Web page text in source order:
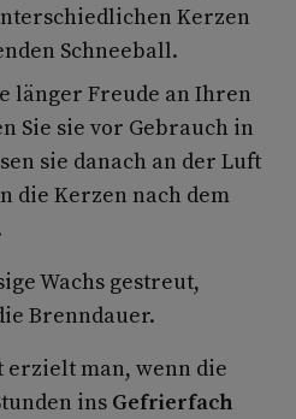
Kerzen
Schneeball.
länger Freude an Ihren
Sie sie vor Gebrauch in
sie danach an der Luft
die Kerzen nach dem
Wachs gestreut,
Brenndauer.
erzielt man, wenn die
ins Gefrierfach